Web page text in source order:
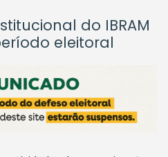
do IBRAM
eleitoral